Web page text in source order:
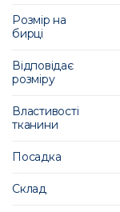
Розмір на
бирці
Відповідає
розміру
Властивості
тканини
Посадка
Склад